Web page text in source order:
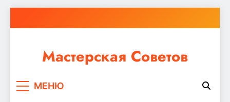
к
Мастерская Советов
ремонт или крупное строительство, в Мастерской
МЕНЮ